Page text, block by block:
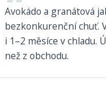
Avokádo a granátová
bezkonkurenční chuť.
i 1–2 měsíce v chladu.
než z obchodu.